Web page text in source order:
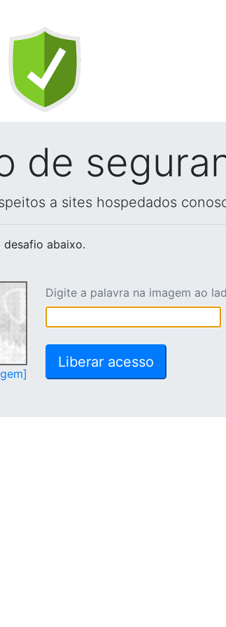
de
a sites hospedados
desafio abaixo.
Digite a palavra na imagem ao